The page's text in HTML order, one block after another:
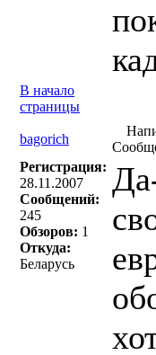
В начало
страницы
bagorich
Регистрация:
28.11.2007
Сообщений:
245
Обзоров: 1
Откуда:
Беларусь